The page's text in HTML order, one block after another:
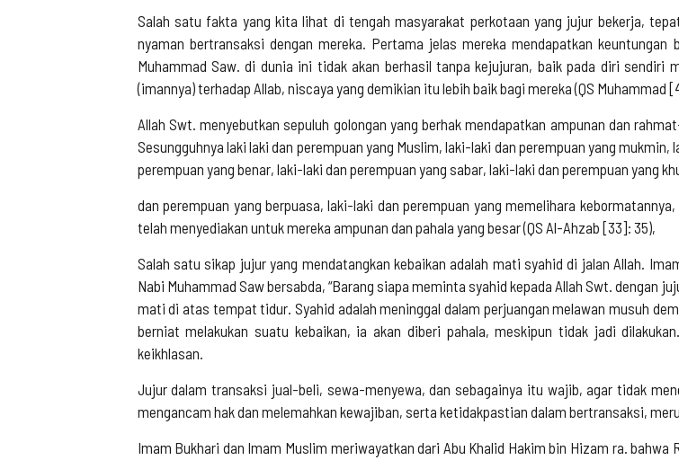
Salah satu fakta yang kita lihat di tengah masyarakat perkotaan yang jujur bekerja,
nyaman bertransaksi dengan mereka. Pertama jelas mereka mendapatkan
Muhammad Saw. di dunia ini tidak akan berhasil tanpa kejujuran, baik pada diri sendiri
(imannya) terhadap Allab, niscaya yang demikian itu lebih baik bagi mereka (QS Muhammad
Allah Swt. menyebutkan sepuluh golongan yang berhak mendapatkan ampunan dan
Sesungguhnya laki laki dan perempuan yang Muslim, laki-laki dan perempuan yang
perempuan yang benar, laki-laki dan perempuan yang sabar, laki-laki dan perempuan yang
dan perempuan yang berpuasa, laki-laki dan perempuan yang memelihara
telah menyediakan untuk mereka ampunan dan pahala yang besar (QS Al-Ahzab [33]: 35),
Salah satu sikap jujur yang mendatangkan kebaikan adalah mati syahid di jalan Allah.
Nabi Muhammad Saw bersabda, “Barang siapa meminta syahid kepada Allah Swt. dengan
mati di atas tempat tidur. Syahid adalah meninggal dalam perjuangan melawan musuh
berniat melakukan suatu kebaikan, ia akan diberi pahala, meskipun tidak jadi
keikhlasan.
Jujur dalam transaksi jual-beli, sewa-menyewa, dan sebagainya itu wajib, agar tidak
mengancam hak dan melemahkan kewajiban, serta ketidakpastian dalam bertransaksi,
Imam Bukhari dan Imam Muslim meriwayatkan dari Abu Khalid Hakim bin Hizam ra. bahwa